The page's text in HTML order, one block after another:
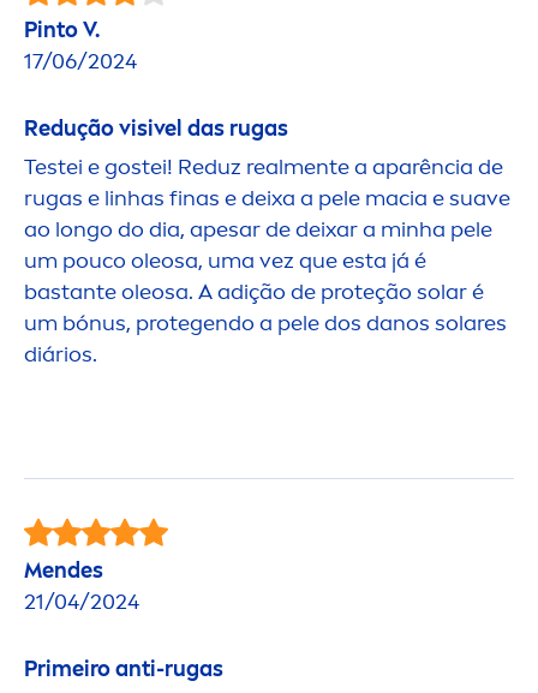
Pinto V.
17/06/2024
Redução visivel das rugas
Testei e gostei! Reduz realmente a aparência de
rugas e linhas finas e deixa a pele macia e suave
ao longo do dia, apesar de deixar a minha pele
um pouco oleosa, uma vez que esta já é
bastante oleosa. A adição de proteção solar é
um bónus, protegendo a pele dos danos solares
diários.
Mendes
21/04/2024
Primeiro anti-rugas